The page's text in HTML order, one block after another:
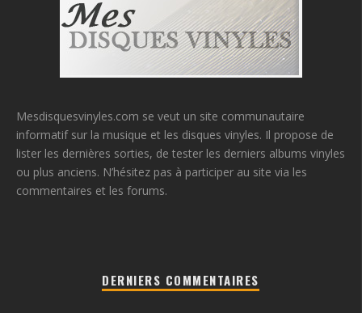
Mesdisquesvinyles.com se veut un site communautaire
informatif sur la musique et les disques vinyles. Il propose de
lister les dernières sorties, de tester les derniers albums vinyles
ou plus anciens. N’hésitez pas à participer au site via les
commentaires et les forums.
DERNIERS COMMENTAIRES